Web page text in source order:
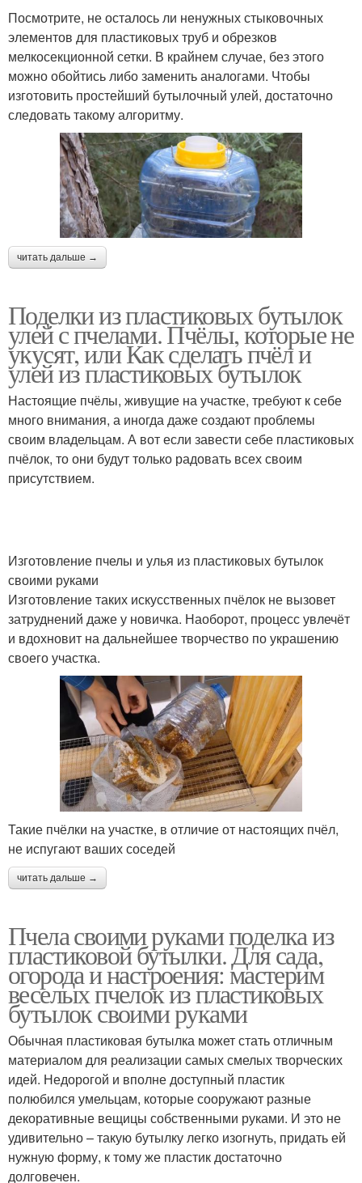
Посмотрите, не осталось ли ненужных стыковочных
элементов для пластиковых труб и обрезков
мелкосекционной сетки. В крайнем случае, без этого
можно обойтись либо заменить аналогами. Чтобы
изготовить простейший бутылочный улей, достаточно
следовать такому алгоритму.
читать дальше →
Поделки из пластиковых бутылок
улей с пчелами. Пчёлы, которые не
укусят, или Как сделать пчёл и
улей из пластиковых бутылок
Настоящие пчёлы, живущие на участке, требуют к себе
много внимания, а иногда даже создают проблемы
своим владельцам. А вот если завести себе пластиковых
пчёлок, то они будут только радовать всех своим
присутствием.
Изготовление пчелы и улья из пластиковых бутылок
своими руками
Изготовление таких искусственных пчёлок не вызовет
затруднений даже у новичка. Наоборот, процесс увлечёт
и вдохновит на дальнейшее творчество по украшению
своего участка.
Такие пчёлки на участке, в отличие от настоящих пчёл,
не испугают ваших соседей
читать дальше →
Пчела своими руками поделка из
пластиковой бутылки. Для сада,
огорода и настроения: мастерим
веселых пчелок из пластиковых
бутылок своими руками
Обычная пластиковая бутылка может стать отличным
материалом для реализации самых смелых творческих
идей. Недорогой и вполне доступный пластик
полюбился умельцам, которые сооружают разные
декоративные вещицы собственными руками. И это не
удивительно – такую бутылку легко изогнуть, придать ей
нужную форму, к тому же пластик достаточно
долговечен.